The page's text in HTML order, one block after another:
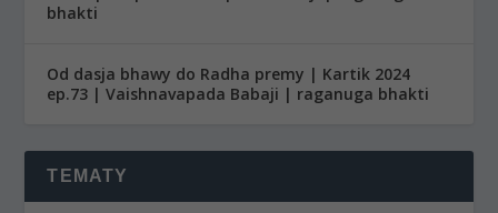
bhakti
Od dasja bhawy do Radha premy | Kartik 2024
ep.73 | Vaishnavapada Babaji | raganuga bhakti
TEMATY